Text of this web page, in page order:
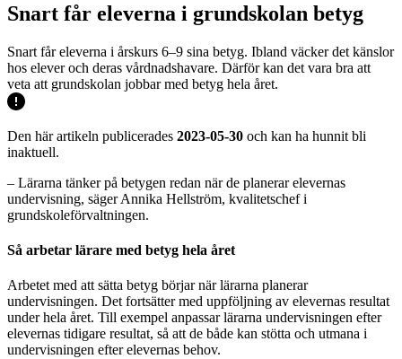
Snart får eleverna i grundskolan betyg
Snart får eleverna i årskurs 6–9 sina betyg. Ibland väcker det känslor
hos elever och deras vårdnadshavare. Därför kan det vara bra att
veta att grundskolan jobbar med betyg hela året.
Den här artikeln publicerades 2023-05-30 och kan ha hunnit bli
inaktuell.
– Lärarna tänker på betygen redan när de planerar elevernas
undervisning, säger Annika Hellström, kvalitetschef i
grundskoleförvaltningen.
Så arbetar lärare med betyg hela året
Arbetet med att sätta betyg börjar när lärarna planerar
undervisningen. Det fortsätter med uppföljning av elevernas resultat
under hela året. Till exempel anpassar lärarna undervisningen efter
elevernas tidigare resultat, så att de både kan stötta och utmana i
undervisningen efter elevernas behov.